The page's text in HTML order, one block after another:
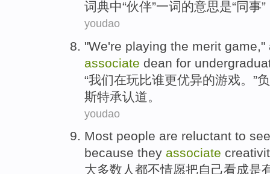
词典中“伙伴”一词的意思是“同事”
youdao
"We're playing the merit game ,"
associate dean for
“我们在玩比谁更优异的游戏 。”
斯特承认道。
youdao
Most people are reluctant to see
because they associate
大多数 人 都不情愿把自己看成是